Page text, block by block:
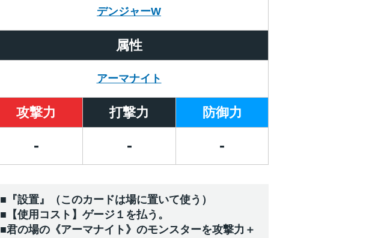
デンジャーW
属性
アーマナイト
攻撃力 打撃力 防御力
- - -
■『設置』（このカードは場に置いて使う）
■【使用コスト】ゲージ１を払う。
■君の場の《アーマナイト》のモンスターを攻撃力＋